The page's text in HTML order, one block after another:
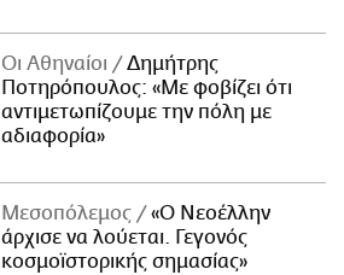
Οι Αθηναίοι
Δημήτρης
Ποτηρόπουλος: «Με φοβίζει ότι
αντιμετωπίζουμε την πόλη με
αδιαφορία»
Μεσοπόλεμος
«Ο Νεοέλλην
άρχισε να λούεται. Γεγονός
κοσμοϊστορικής σημασίας»